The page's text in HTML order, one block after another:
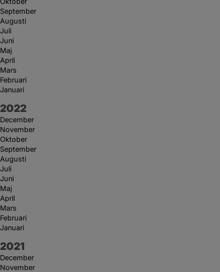
September
Augusti
Juli
Juni
Maj
April
Mars
Februari
Januari
År:
2022
December
November
Oktober
September
Augusti
Juli
Juni
Maj
April
Mars
Februari
Januari
År:
2021
December
November